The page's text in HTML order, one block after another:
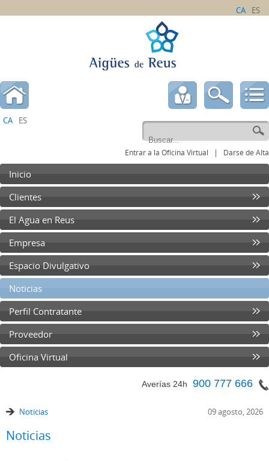
CA ES
CA ES
Entrar a la Oficina Virtual | Darse de Alta
Inicio
Clientes
El Agua en Reus
Empresa
Espacio Divulgativo
Noticias
Perfil Contratante
Proveedor
Oficina Virtual
Averías 24h 900 777 666
09 agosto, 2026
Noticias
Noticias